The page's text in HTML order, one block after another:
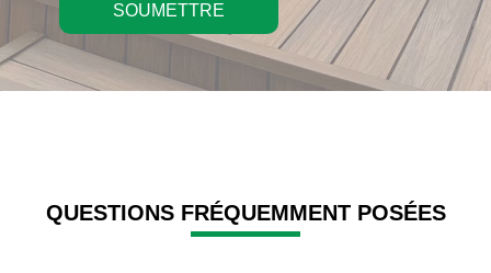
SOUMETTRE
QUESTIONS FRÉQUEMMENT POSÉES